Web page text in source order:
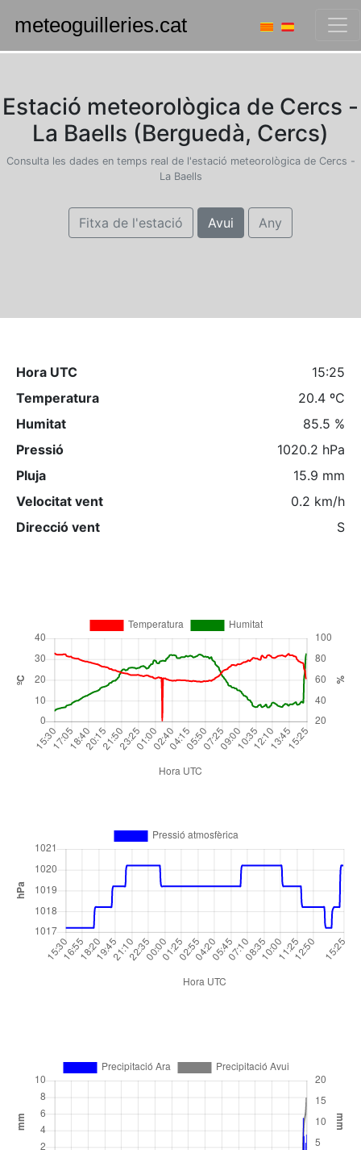
Estació meteorològica de Cercs -
La Baells (Berguedà, Cercs)
Consulta les dades en temps real de l'estació meteorològica de Cercs -
La Baells
Fitxa de l'estació Avui Any
Hora UTC
15:25
Temperatura
20.4 ºC
Humitat
85.5 %
Pressió
1020.2 hPa
Pluja
15.9 mm
Velocitat vent
0.2 km/h
Direcció vent
S